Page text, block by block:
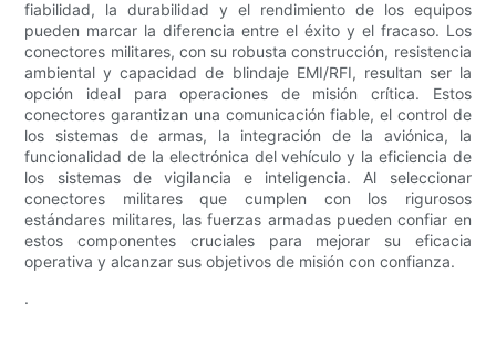
fiabilidad, la durabilidad y el rendimiento de los equipos
pueden marcar la diferencia entre el éxito y el fracaso. Los
conectores militares, con su robusta construcción, resistencia
ambiental y capacidad de blindaje EMI/RFI, resultan ser la
opción ideal para operaciones de misión crítica. Estos
conectores garantizan una comunicación fiable, el control de
los sistemas de armas, la integración de la aviónica, la
funcionalidad de la electrónica del vehículo y la eficiencia de
los sistemas de vigilancia e inteligencia. Al seleccionar
conectores militares que cumplen con los rigurosos
estándares militares, las fuerzas armadas pueden confiar en
estos componentes cruciales para mejorar su eficacia
operativa y alcanzar sus objetivos de misión con confianza.
.